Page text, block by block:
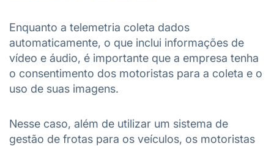
Enquanto a telemetria coleta dados
automaticamente, o que inclui informações de
vídeo e áudio, é importante que a empresa tenha
o consentimento dos motoristas para a coleta e o
uso de suas imagens.
Nesse caso, além de utilizar um sistema de
gestão de frotas para os veículos, os motoristas